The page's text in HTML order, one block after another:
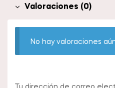
Valoraciones (0)
No hay valoraciones